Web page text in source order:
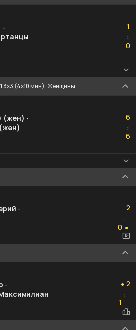
-
1
:0
0
3x3 (4x10 мин). Женщины
(жен) -
6
:6
6
-
2
:
0 ●
-
● 2
:
1